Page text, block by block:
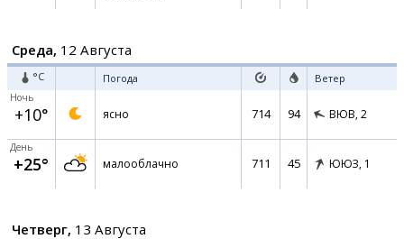
Среда, 12 Августа
°C Погода Ветер
Ночь
+10° ясно 714 94 ВЮВ, 2
День
+25° малооблачно 711 45 ЮЮЗ, 1
Четверг, 13 Августа